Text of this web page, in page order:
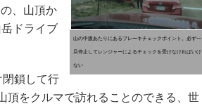
山の中腹あたりにあるブレーキチェックポイント。必ず一
旦停止してレンジャーによるチェックを受けなければいけ
ない
、山頂か
ドライブ
鎖して行
頂をクルマで訪れることのできる、世